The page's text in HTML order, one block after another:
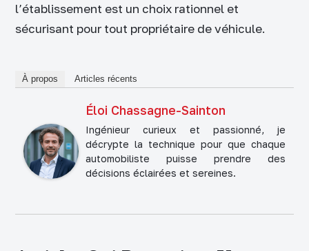
l’établissement est un choix rationnel et
sécurisant pour tout propriétaire de véhicule.
À propos Articles récents
Éloi Chassagne-Sainton
Ingénieur curieux et passionné, je
décrypte la technique pour que chaque
automobiliste puisse prendre des
décisions éclairées et sereines.